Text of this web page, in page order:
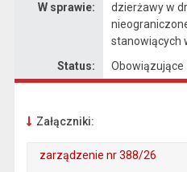
W sprawie:
dzierżawy w
stanowiących
Status:
Obowiązujące
Załączniki:
zarządzenie nr 388/26